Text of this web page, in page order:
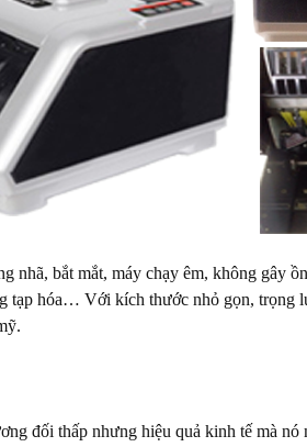
nhã, bắt mắt, máy chạy êm, không gây
tạp hóa… Với kích thước nhỏ gọn, trọng
đối thấp nhưng hiệu quả kinh tế mà